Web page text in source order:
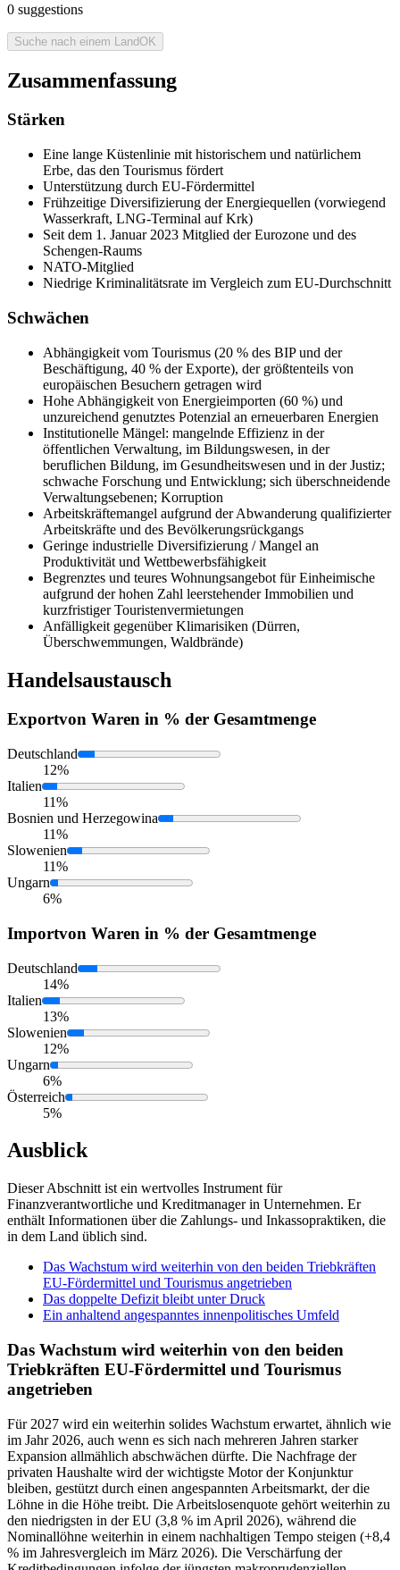
0 suggestions
Suche nach einem LandOK
Zusammenfassung
Stärken
Eine lange Küstenlinie mit historischem und natürlichem
Erbe, das den Tourismus fördert
Unterstützung durch EU-Fördermittel
Frühzeitige Diversifizierung der Energiequellen (vorwiegend
Wasserkraft, LNG-Terminal auf Krk)
Seit dem 1. Januar 2023 Mitglied der Eurozone und des
Schengen-Raums
NATO-Mitglied
Niedrige Kriminalitätsrate im Vergleich zum EU-Durchschnitt
Schwächen
Abhängigkeit vom Tourismus (20 % des BIP und der
Beschäftigung, 40 % der Exporte), der größtenteils von
europäischen Besuchern getragen wird
Hohe Abhängigkeit von Energieimporten (60 %) und
unzureichend genutztes Potenzial an erneuerbaren Energien
Institutionelle Mängel: mangelnde Effizienz in der
öffentlichen Verwaltung, im Bildungswesen, in der
beruflichen Bildung, im Gesundheitswesen und in der Justiz;
schwache Forschung und Entwicklung; sich überschneidende
Verwaltungsebenen; Korruption
Arbeitskräftemangel aufgrund der Abwanderung qualifizierter
Arbeitskräfte und des Bevölkerungsrückgangs
Geringe industrielle Diversifizierung / Mangel an
Produktivität und Wettbewerbsfähigkeit
Begrenztes und teures Wohnungsangebot für Einheimische
aufgrund der hohen Zahl leerstehender Immobilien und
kurzfristiger Touristenvermietungen
Anfälligkeit gegenüber Klimarisiken (Dürren,
Überschwemmungen, Waldbrände)
Handelsaustausch
Exportvon Waren in % der Gesamtmenge
Deutschland
12%
Italien
11%
Bosnien und Herzegowina
11%
Slowenien
11%
Ungarn
6%
Importvon Waren in % der Gesamtmenge
Deutschland
14%
Italien
13%
Slowenien
12%
Ungarn
6%
Österreich
5%
Ausblick
Dieser Abschnitt ist ein wertvolles Instrument für
Finanzverantwortliche und Kreditmanager in Unternehmen. Er
enthält Informationen über die Zahlungs- und Inkassopraktiken, die
in dem Land üblich sind.
Das Wachstum wird weiterhin von den beiden Triebkräften
EU-Fördermittel und Tourismus angetrieben
Das doppelte Defizit bleibt unter Druck
Ein anhaltend angespanntes innenpolitisches Umfeld
Das Wachstum wird weiterhin von den beiden
Triebkräften EU-Fördermittel und Tourismus
angetrieben
Für 2027 wird ein weiterhin solides Wachstum erwartet, ähnlich wie
im Jahr 2026, auch wenn es sich nach mehreren Jahren starker
Expansion allmählich abschwächen dürfte. Die Nachfrage der
privaten Haushalte wird der wichtigste Motor der Konjunktur
bleiben, gestützt durch einen angespannten Arbeitsmarkt, der die
Löhne in die Höhe treibt. Die Arbeitslosenquote gehört weiterhin zu
den niedrigsten in der EU (3,8 % im April 2026), während die
Nominallöhne weiterhin in einem nachhaltigen Tempo steigen (+8,4
% im Jahresvergleich im März 2026). Die Verschärfung der